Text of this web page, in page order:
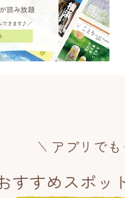
アプリで
すすめスポッ